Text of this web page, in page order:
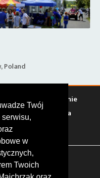
Twój
serwisu,
w
Twoich
Poland
Stacje paliw
Jedzenie
Rajdy
Spotkania